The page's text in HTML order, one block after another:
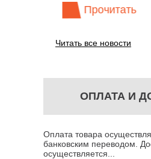
Прочитать
Читать все новости
ОПЛАТА И
Оплата товара
банковским переводом.
осуществляется...